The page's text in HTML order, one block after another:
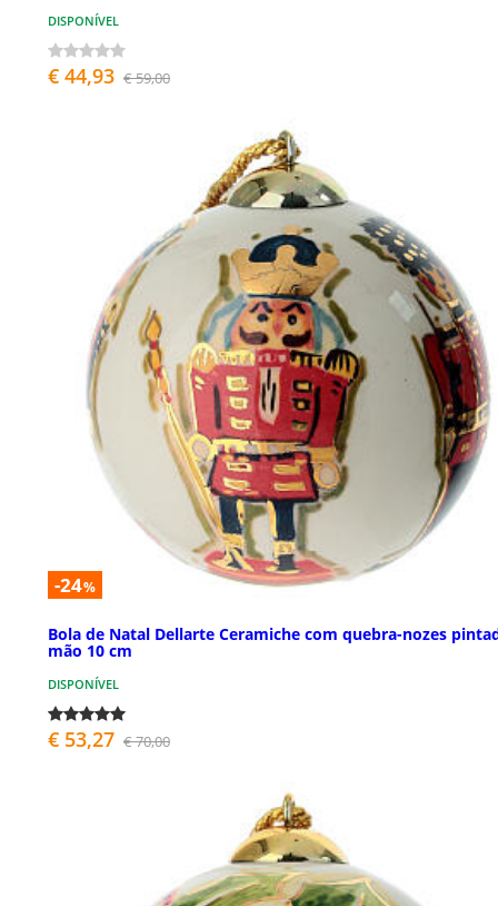
DISPONÍVEL
€ 44,93 € 59,00
-24%
Bola de Natal Dellarte Ceramiche com quebra-nozes
mão 10 cm
DISPONÍVEL
€ 53,27 € 70,00